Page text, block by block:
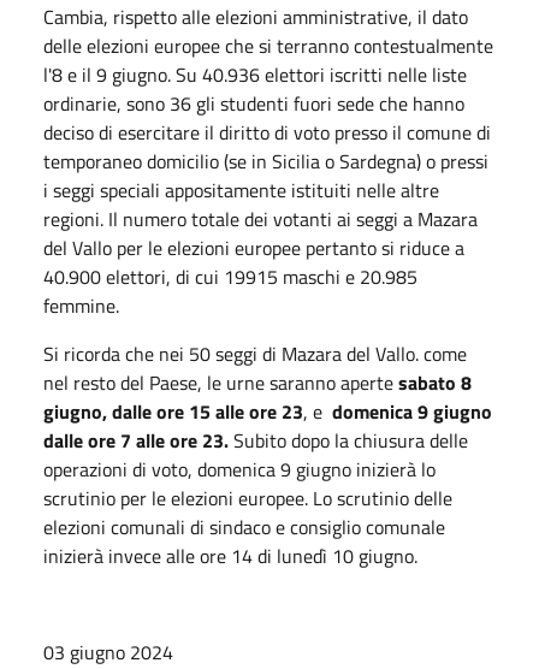
Cambia, rispetto alle elezioni amministrative, il dato
delle elezioni europee che si terranno contestualmente
l'8 e il 9 giugno. Su 40.936 elettori iscritti nelle liste
ordinarie, sono 36 gli studenti fuori sede che hanno
deciso di esercitare il diritto di voto presso il comune di
temporaneo domicilio (se in Sicilia o Sardegna) o pressi
i seggi speciali appositamente istituiti nelle altre
regioni. Il numero totale dei votanti ai seggi a Mazara
del Vallo per le elezioni europee pertanto si riduce a
40.900 elettori, di cui 19915 maschi e 20.985
femmine.
Si ricorda che nei 50 seggi di Mazara del Vallo. come
nel resto del Paese, le urne saranno apertesabato 8
giugno, dalle ore 15 alle ore 23, e domenica 9 giugno
dalle ore 7 alle ore 23.Subito dopo la chiusura delle
operazioni di voto, domenica 9 giugno inizierà lo
scrutinio per le elezioni europee. Lo scrutinio delle
elezioni comunali di sindaco e consiglio comunale
inizierà invece alle ore 14 di lunedì 10 giugno.
03 giugno 2024